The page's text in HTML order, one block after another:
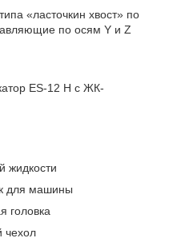
«ласточкин хвост» по
по осям Y и Z
ES-12 H с ЖК-
жидкости
для машины
головка
чехол